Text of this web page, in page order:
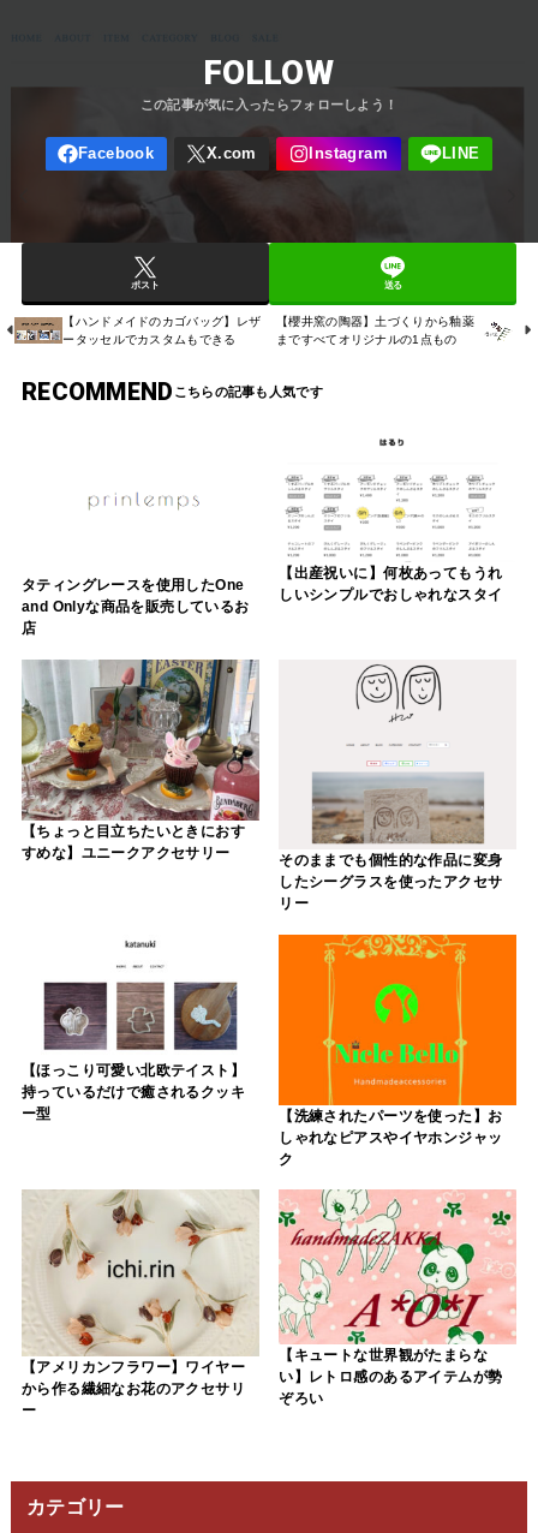
FOLLOW
ポスト 送る
【ハンドメイドのカゴバッグ】レザ
ータッセルでカスタムもできる
【櫻井窯の陶器】土づくりから釉薬
まですべてオリジナルの1点もの
RECOMMEND
タティングレースを使用したOne
and Onlyな商品を販売しているお
店
【出産祝いに】何枚あってもうれ
しいシンプルでおしゃれなスタイ
【ちょっと目立ちたいときにおす
すめな】ユニークアクセサリー
そのままでも個性的な作品に変身
したシーグラスを使ったアクセサ
リー
【ほっこり可愛い北欧テイスト】
持っているだけで癒されるクッキ
ー型
【洗練されたパーツを使った】お
しゃれなピアスやイヤホンジャッ
ク
【アメリカンフラワー】ワイヤー
から作る繊細なお花のアクセサリ
ー
【キュートな世界観がたまらな
い】レトロ感のあるアイテムが勢
ぞろい
カテゴリー